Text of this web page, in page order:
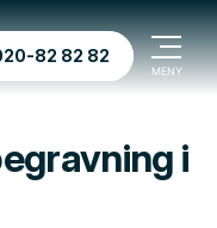
82 82 82
i